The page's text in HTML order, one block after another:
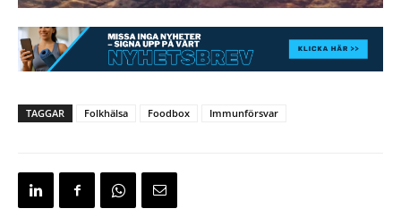
TAGGAR Folkhälsa Foodbox Immunförsvar